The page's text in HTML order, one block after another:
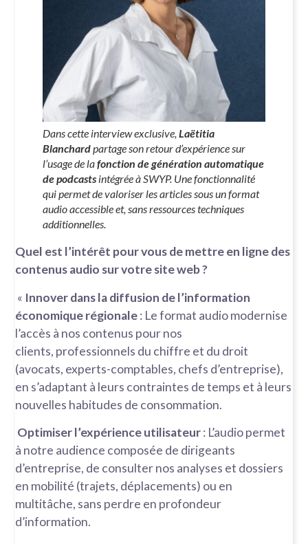
Dans cette interview exclusive, Laëtitia
Blanchardpartage son retour d’expérience sur
l’usage de lafonction de génération automatique
de podcasts intégrée à SWYP. Une fonctionnalité
qui permet de valoriser les articles sous un format
audio accessible et, sans ressources techniques
additionnelles.
Quel est l’intérêt pour vous de mettre en ligne des
contenus audio sur votre site web ?
« Innover dans la diffusion de l’information
économique régionale: Le format audio modernise
l’accès à nos contenus pour nos
clients, professionnels du chiffre et du droit
(avocats, experts-comptables, chefs d’entreprise),
en s’adaptant à leurs contraintes de temps et à leurs
nouvelles habitudes de consommation.
Optimiser l’expérience utilisateur: L’audio permet
à notre audience composée de dirigeants
d’entreprise, de consulter nos analyses et dossiers
en mobilité (trajets, déplacements) ou en
multitâche, sans perdre en profondeur
d’information.